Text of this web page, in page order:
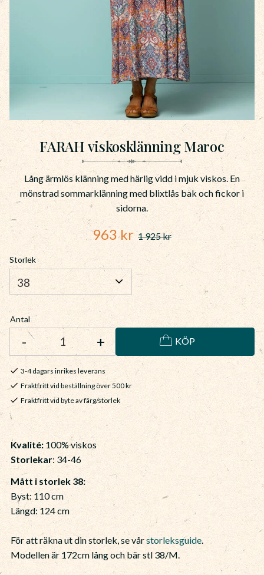
FARAH viskosklänning Maroc
Lång ärmlös klänning med härlig vidd i mjuk viskos. En
mönstrad sommarklänning med blixtlås bak och fickor i
sidorna.
Nedsatt pris:
963kr Ordinarie pris:
1 925kr
Storlek
Antal
+
- KÖP
3-4 dagars inrikes leverans
Fraktfritt vid beställning över 500 kr
Fraktfritt vid byte av färg/storlek
Kvalité: 100% viskos
Storlekar: 34-46
Mått i storlek 38:
Byst: 110 cm
Längd: 124 cm
För att räkna ut din storlek, se vårstorleksguide.
Modellen är 172cm lång och bär stl 38/M.